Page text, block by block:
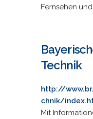
Fernsehen
Technik
http://
chnik/
Mit